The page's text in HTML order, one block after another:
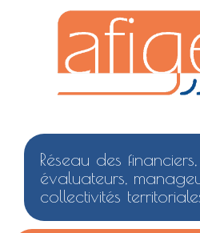
Réseau des
évaluateurs,
collectivités